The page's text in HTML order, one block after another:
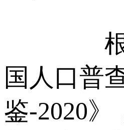
根据
国人口普
鉴-2020》